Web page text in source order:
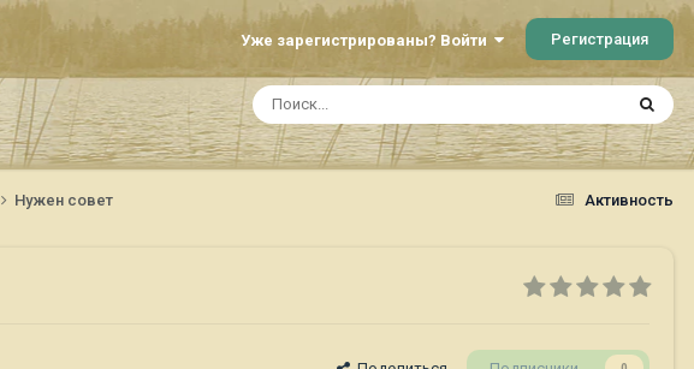
Уже зарегистрированы? Войти Регистрация
Активность
Нужен совет